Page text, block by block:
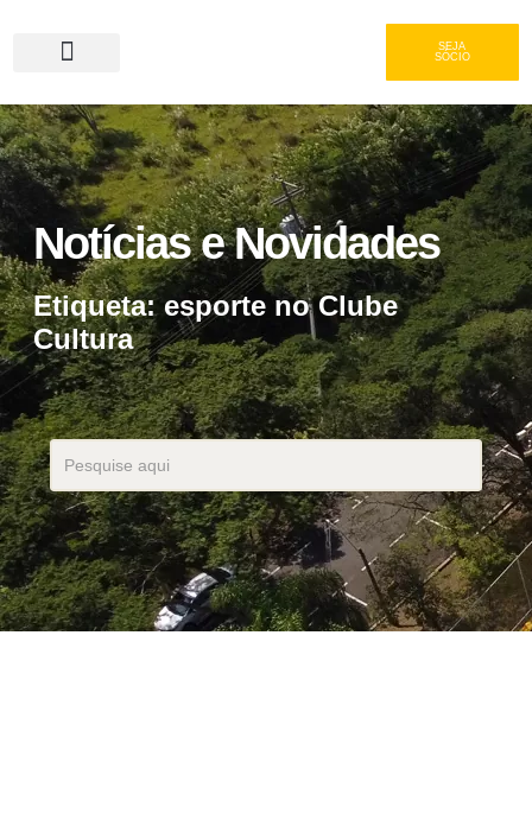
SEJA
SÓCIO
Notícias e Novidades
Etiqueta: esporte no Clube
Cultura